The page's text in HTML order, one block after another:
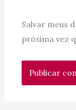
Salvar meus
próxima vez